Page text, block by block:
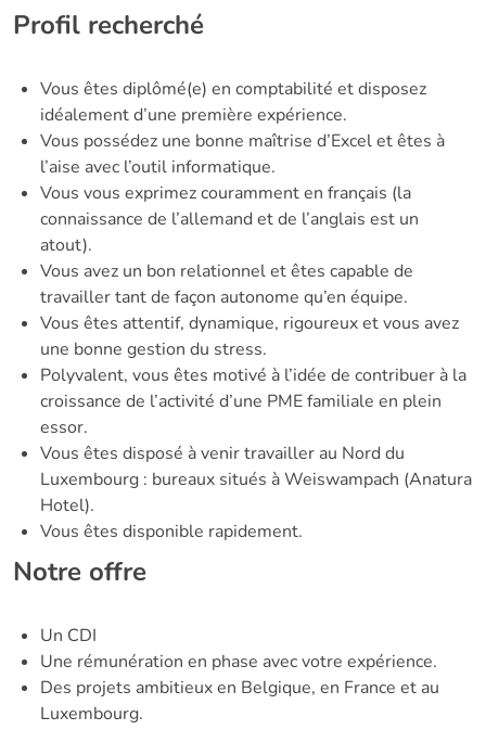
Profil recherché
Vous êtes diplômé(e) en comptabilité et disposez
idéalement d’une première expérience.
Vous possédez une bonne maîtrise d’Excel et êtes à
l’aise avec l’outil informatique.
Vous vous exprimez couramment en français (la
connaissance de l’allemand et de l’anglais est un
atout).
Vous avez un bon relationnel et êtes capable de
travailler tant de façon autonome qu’en équipe.
Vous êtes attentif, dynamique, rigoureux et vous avez
une bonne gestion du stress.
Polyvalent, vous êtes motivé à l’idée de contribuer à la
croissance de l’activité d’une PME familiale en plein
essor.
Vous êtes disposé à venir travailler au Nord du
Luxembourg : bureaux situés à Weiswampach (Anatura
Hotel).
Vous êtes disponible rapidement.
Notre offre
Un CDI
Une rémunération en phase avec votre expérience.
Des projets ambitieux en Belgique, en France et au
Luxembourg.